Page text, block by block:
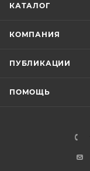
КАТАЛОГ
КОМПАНИЯ
ПУБЛИКАЦИИ
ПОМОЩЬ